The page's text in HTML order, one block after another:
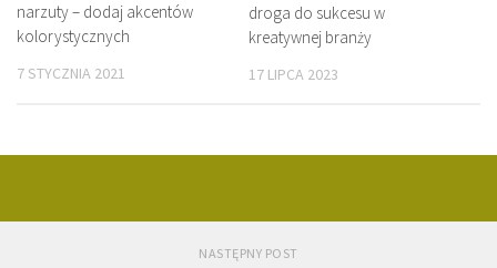
narzuty – dodaj akcentów
kolorystycznych
7 STYCZNIA 2021
droga do sukcesu w
kreatywnej branży
17 LIPCA 2023
NASTĘPNY POST